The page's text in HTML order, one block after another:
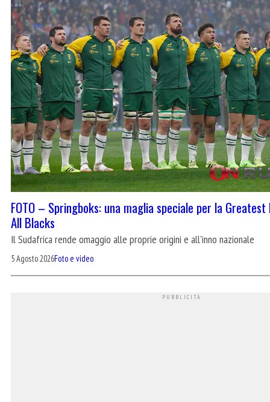
FOTO – Springboks: una maglia speciale per la
All Blacks
Il Sudafrica rende omaggio alle proprie origini e all'inno nazionale
5 Agosto 2026Foto e video